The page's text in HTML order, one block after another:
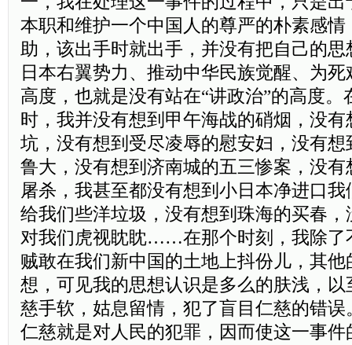
本职和维护一个中国人的尊严的朴素感
助，该出手时就出手，并没有把自己的
日本右翼势力、推动中华民族觉醒、为
高度，也就是没有站在“讲政治”的高度。
时，我并没有想到甲午海战的硝烟，没
坑，没有想到受尽凌辱的慰安妇，没有
鲁大，没有想到济南城的五三惨案，没
屠杀，我甚至都没有想到小日本净进口
给我们些洋垃圾，没有想到珠海的买春
对我们虎视眈眈……在那个时刻，我除了
贼敢在我们新中国的土地上抖份儿，其
想，可见我的思想认识是多么的肤浅，
慈手软，姑息留情，犯了盲目仁慈的错
仁慈就是对人民的犯罪，因而使这一事